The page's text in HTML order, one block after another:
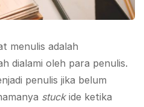
menulis adalah
dialami oleh para penulis.
penulis jika belum
stuckide ketika